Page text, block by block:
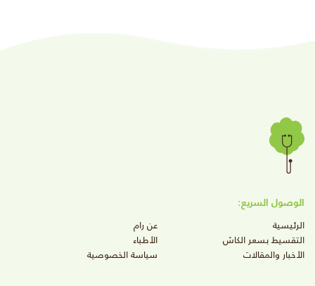
الوصول السريع:
الرئيسية
عن رام
التقسيط بسعر الكاش
الأطباء
الأخبار والمقالات
سياسة الخصوصية